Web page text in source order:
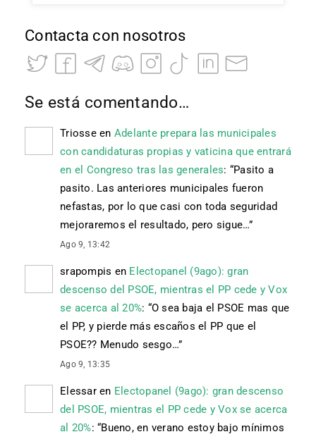
Contacta con nosotros
Se está comentando…
Triosseen Adelante prepara las municipales
con candidaturas propias y vaticina que entrará
en el Congreso tras las generales: “Pasito a
pasito. Las anteriores municipales fueron
nefastas, por lo que casi con toda seguridad
mejoraremos el resultado, pero sigue…”
Ago 9, 13:42
srapompis en Electopanel (9ago): gran
descenso del PSOE, mientras el PP cede y Vox
se acerca al 20%: “O sea baja el PSOE mas que
el PP, y pierde más escaños el PP que el
PSOE?? Menudo sesgo…”
Ago 9, 13:35
Elessaren Electopanel (9ago): gran descenso
del PSOE, mientras el PP cede y Vox se acerca
al 20%: “Bueno, en verano estoy bajo mínimos